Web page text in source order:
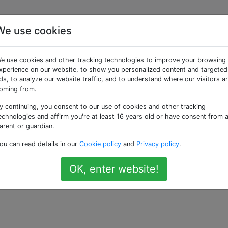
cambiano spesso i
del volo di linea?
quando i voli sono inizialmente programmati o le
li rendono disponibili ai passeggeri mentre si avvicina la
di gate)
use cookies
use cookies and other tracking technologies to improve your browsing
on our website, to show you personalized content and targeted
to analyze our website traffic, and to understand where our visitors
from.
continuing, you consent to our use of cookies and other tracking
and affirm you're at least 16 years old or have consent from a
or guardian.
can read details in our Cookie policy and Privacy policy.
OK, enter website!